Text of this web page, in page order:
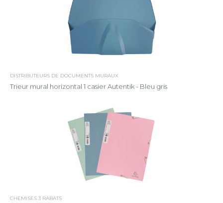
DISTRIBUTEURS DE DOCUMENTS MURAUX
Trieur mural horizontal 1 casier Autentik - Bleu gris
CHEMISES 3 RABATS